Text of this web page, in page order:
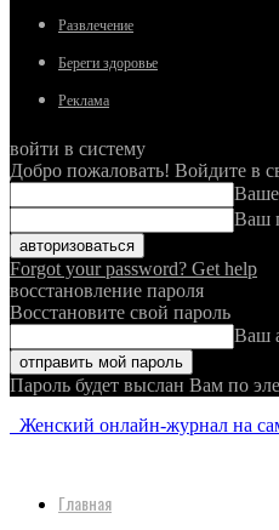
Развлечение
Береги здоровье
Реклама
войти в систему
Добро пожаловать! Войдите в
Ваше
Ваш
Forgot your password? Get help
восстановление пароля
Восстановите свой пароль
Ваш
Пароль будет выслан Вам по
Женский онлайн-журнал на
Главная